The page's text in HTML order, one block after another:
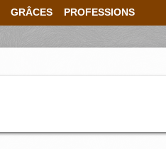
GRÂCES PROFESSIONS